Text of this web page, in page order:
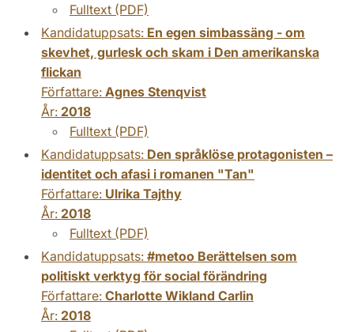
Fulltext (PDF)
Kandidatuppsats: En egen simbassäng - om
skevhet, gurlesk och skam i Den amerikanska
flickan
Författare: Agnes Stenqvist
År: 2018
Fulltext (PDF)
Kandidatuppsats: Den språklöse protagonisten –
identitet och afasi i romanen "Tan"
Författare: Ulrika Tajthy
År: 2018
Fulltext (PDF)
Kandidatuppsats: #metoo Berättelsen som
politiskt verktyg för social förändring
Författare: Charlotte Wikland Carlin
År: 2018